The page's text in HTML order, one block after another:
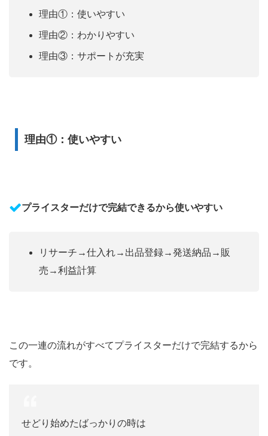
理由①：使いやすい
理由②：わかりやすい
理由③：サポートが充実
理由①：使いやすい
プライスターだけで完結できるから使いやすい
リサーチ→仕入れ→出品登録→発送納品→販
売→利益計算
この一連の流れがすべてプライスターだけで完結するから
です。
せどり始めたばっかりの時は